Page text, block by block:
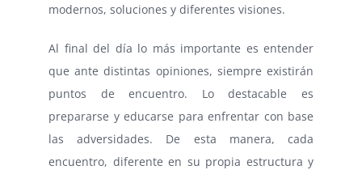
modernos, soluciones y diferentes visiones.
Al final del día lo más importante es entender
que ante distintas opiniones, siempre existirán
puntos de encuentro. Lo destacable es
prepararse y educarse para enfrentar con base
las adversidades. De esta manera, cada
encuentro, diferente en su propia estructura y